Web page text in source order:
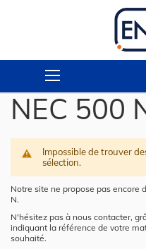
NEC 500
Impossible de trouver
sélection.
Notre site ne propose pas encore
N.
N'hésitez pas à nous contacter,
indiquant la référence de votre
souhaité.